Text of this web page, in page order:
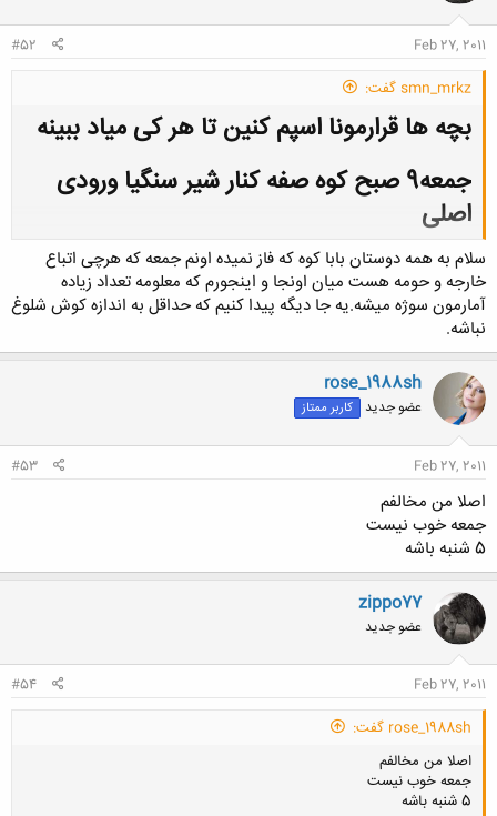
Feb 27, 2011
#52
smn_mrkz گفت:
بچه ها قرارمونا اسپم کنین تا هر کی میاد ببینه
جمعه9 صبح کوه صفه کنار شیر سنگیا ورودی
اصلی
کلیک کنید تا باز شود...
سلام به همه دوستان بابا کوه که فاز نمیده اونم جمعه که هرچی اتباع
خارجه و حومه هست میان اونجا و اینجورم که معلومه تعداد زیاده
آمارمون سوژه میشه.یه جا دیگه پیدا کنیم که حداقل به اندازه کوش شلوغ
نباشه.
rose_1988sh
عضو جدید کاربر ممتاز
Feb 27, 2011
#53
اصلا من مخالفم
جمعه خوب نیست
5 شنبه باشه
zippo77
عضو جدید
Feb 27, 2011
#54
rose_1988sh گفت:
اصلا من مخالفم
جمعه خوب نیست
5 شنبه باشه